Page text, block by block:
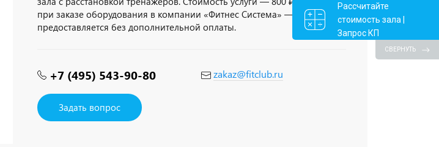
при заказе оборудования в компании «Фитнес Система» — 3D-проект
предоставляется без дополнительной оплаты.
+7 (495) 543-90-80 zakaz@fitclub.ru
Задать вопрос
Рассчитайте
стоимость зала |
Запрос КП
СВЕРНУТЬ